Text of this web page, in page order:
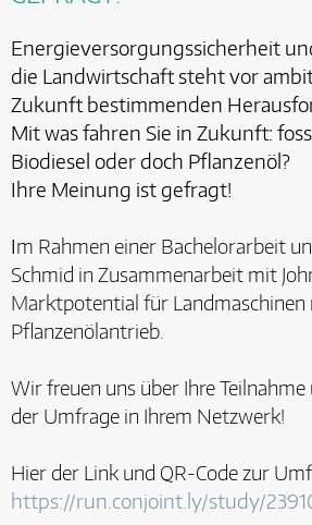
Energieversorgungssicherheit
die Landwirtschaft steht vor
Zukunft bestimmenden
Mit was fahren Sie in Zukunft:
Biodiesel oder doch Pflanzenöl?
Ihre Meinung ist gefragt!
Im Rahmen einer Bachelorarbeit
Schmid in Zusammenarbeit mit
Marktpotential für
Pflanzenölantrieb.
Wir freuen uns über Ihre Teilnahme
der Umfrage in Ihrem Netzwerk!
Hier der Link und QR-Code zur
https://run.conjoint.ly/study/